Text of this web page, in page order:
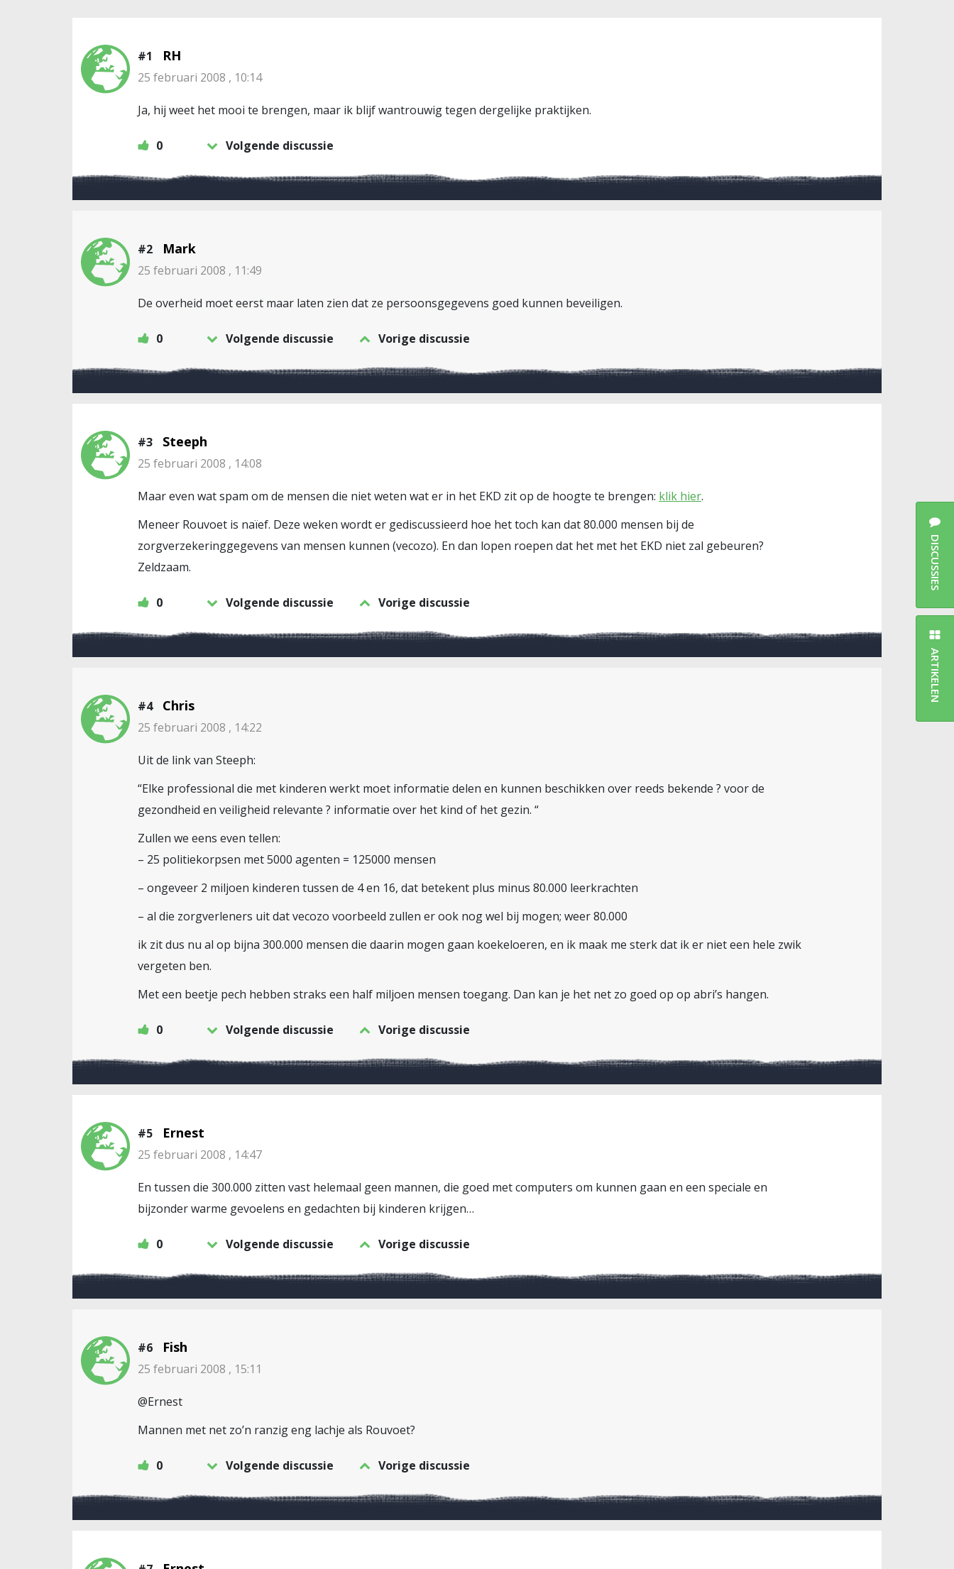
#1 RH
25 februari 2008 , 10:14
Ja, hij weet het mooi te brengen, maar ik blijf wantrouwig tegen dergelijke praktijken.
0 Volgende discussie
#2 Mark
25 februari 2008 , 11:49
De overheid moet eerst maar laten zien dat ze persoonsgegevens goed kunnen beveiligen.
0 Volgende discussie Vorige discussie
#3 Steeph
25 februari 2008 , 14:08
Maar even wat spam om de mensen die niet weten wat er in het EKD zit op de hoogte te brengen: klik hier.
Meneer Rouvoet is naïef. Deze weken wordt er gediscussieerd hoe het toch kan dat 80.000 mensen bij de
zorgverzekeringgegevens van mensen kunnen (vecozo). En dan lopen roepen dat het met het EKD niet zal gebeuren?
Zeldzaam.
0 Volgende discussie Vorige discussie
#4 Chris
25 februari 2008 , 14:22
Uit de link van Steeph:
“Elke professional die met kinderen werkt moet informatie delen en kunnen beschikken over reeds bekende ? voor de
gezondheid en veiligheid relevante ? informatie over het kind of het gezin. “
Zullen we eens even tellen:
– 25 politiekorpsen met 5000 agenten = 125000 mensen
– ongeveer 2 miljoen kinderen tussen de 4 en 16, dat betekent plus minus 80.000 leerkrachten
– al die zorgverleners uit dat vecozo voorbeeld zullen er ook nog wel bij mogen; weer 80.000
ik zit dus nu al op bijna 300.000 mensen die daarin mogen gaan koekeloeren, en ik maak me sterk dat ik er niet een hele zwik
vergeten ben.
Met een beetje pech hebben straks een half miljoen mensen toegang. Dan kan je het net zo goed op op abri’s hangen.
0 Volgende discussie Vorige discussie
#5 Ernest
25 februari 2008 , 14:47
En tussen die 300.000 zitten vast helemaal geen mannen, die goed met computers om kunnen gaan en een speciale en
bijzonder warme gevoelens en gedachten bij kinderen krijgen…
0 Volgende discussie Vorige discussie
#6 Fish
25 februari 2008 , 15:11
@Ernest
Mannen met net zo’n ranzig eng lachje als Rouvoet?
0 Volgende discussie Vorige discussie
DISCUSSIES
ARTIKELEN